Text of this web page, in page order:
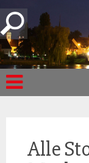
Alle